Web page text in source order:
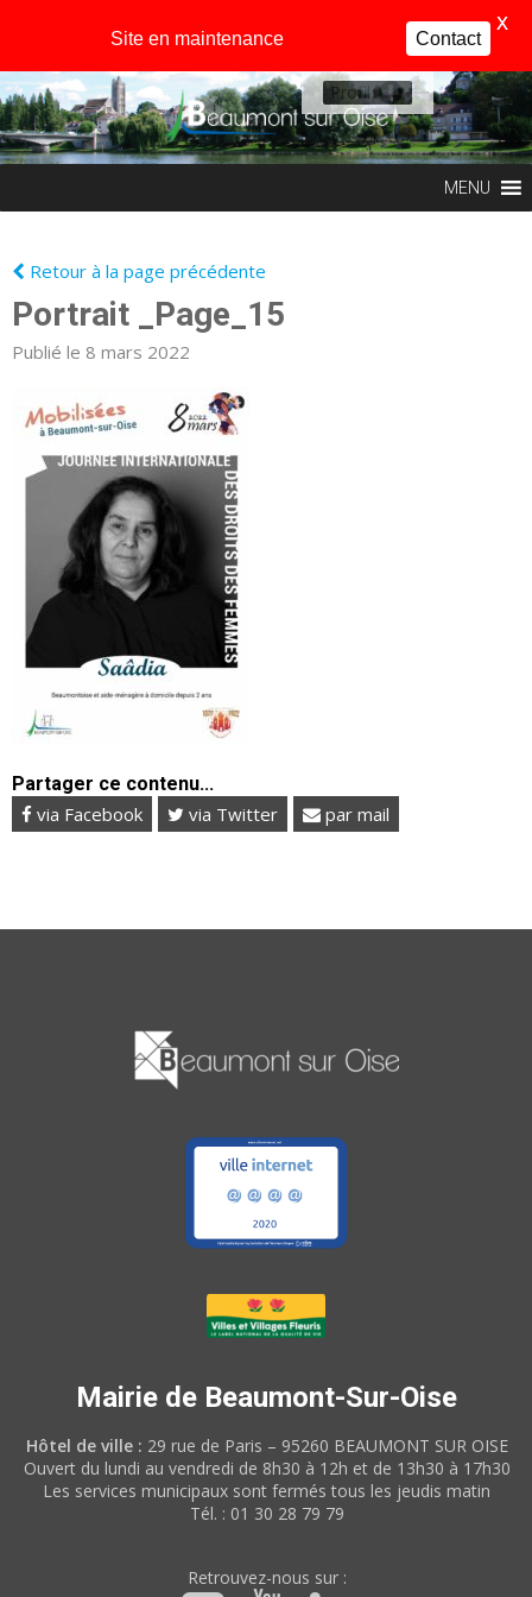
Profil
MENU
Retour à la page précédente
Portrait _Page_15
Publié le 8 mars 2022
Partager ce contenu...
via Facebook via Twitter par mail
Mairie de Beaumont-Sur-Oise
Hôtel de ville : 29 rue de Paris – 95260 BEAUMONT SUR OISE
Ouvert du lundi au vendredi de 8h30 à 12h et de 13h30 à 17h30
Les services municipaux sont fermés tous les jeudis matin
Tél. : 01 30 28 79 79
Retrouvez-nous sur :
Site en maintenance Contact
X